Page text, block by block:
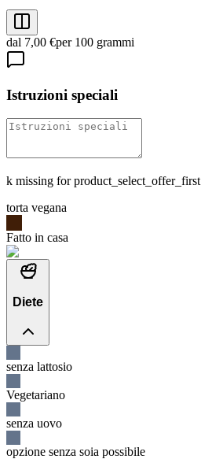
dal 7,00 €per 100 grammi
Istruzioni speciali
k missing for product_select_offer_first
torta vegana
Fatto in casa
Diete
senza lattosio
Vegetariano
senza uovo
opzione senza soia possibile